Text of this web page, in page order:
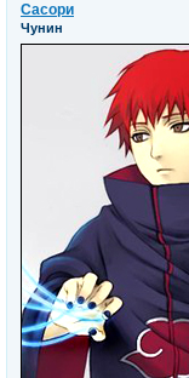
Сасори
Чунин